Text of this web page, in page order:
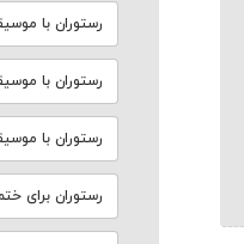
رستوران با
رستوران با
رستوران با
رستوران برای